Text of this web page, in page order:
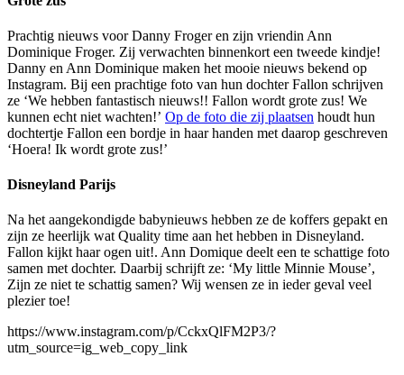
Prachtig nieuws voor Danny Froger en zijn vriendin Ann
Dominique Froger. Zij verwachten binnenkort een tweede kindje!
Danny en Ann Dominique maken het mooie nieuws bekend op
Instagram. Bij een prachtige foto van hun dochter Fallon schrijven
ze ‘We hebben fantastisch nieuws!! Fallon wordt grote zus! We
kunnen echt niet wachten!’ Op de foto die zij plaatsen houdt hun
dochtertje Fallon een bordje in haar handen met daarop geschreven
‘Hoera! Ik wordt grote zus!’
Disneyland Parijs
Na het aangekondigde babynieuws hebben ze de koffers gepakt en
zijn ze heerlijk wat Quality time aan het hebben in Disneyland.
Fallon kijkt haar ogen uit!. Ann Domique deelt een te schattige foto
samen met dochter. Daarbij schrijft ze: ‘My little Minnie Mouse’,
Zijn ze niet te schattig samen? Wij wensen ze in ieder geval veel
plezier toe!
https://www.instagram.com/p/CckxQlFM2P3/?
utm_source=ig_web_copy_link